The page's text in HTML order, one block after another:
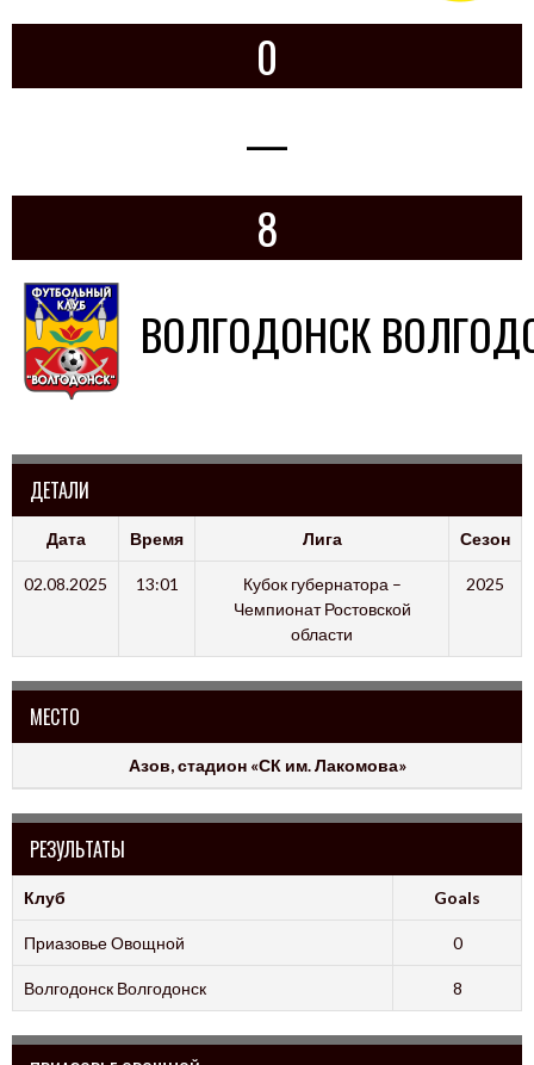
0
—
8
ВОЛГОДОНСК
ДЕТАЛИ
Дата Время Лига Сезон
02.08.2025 13:01
Кубок губернатора –
Чемпионат Ростовской
области
2025
МЕСТО
Азов, стадион «СК им. Лакомова»
РЕЗУЛЬТАТЫ
Клуб Goals
Приазовье Овощной 0
Волгодонск Волгодонск 8